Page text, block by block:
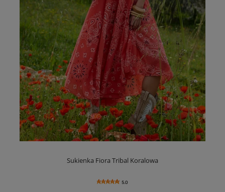
Sukienka Fiora Tribal Koralowa
5.0